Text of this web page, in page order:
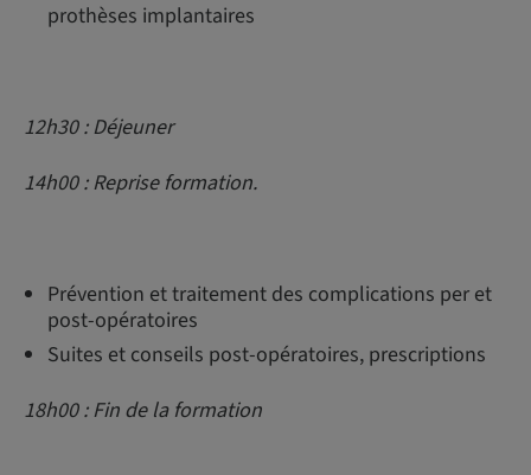
prothèses implantaires
12h30 : Déjeuner
14h00 : Reprise formation.
Prévention et traitement des complications per et
post-opératoires
Suites et conseils post-opératoires, prescriptions
18h00 : Fin de la formation